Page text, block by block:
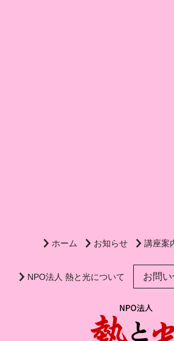
ホーム お知らせ 講座案
NPO法人 熱と光について お問